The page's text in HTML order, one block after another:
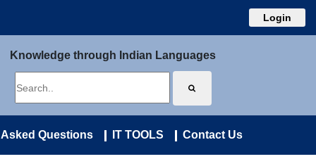
Login
Knowledge through Indian Languages
Questions IT TOOLS Contact Us